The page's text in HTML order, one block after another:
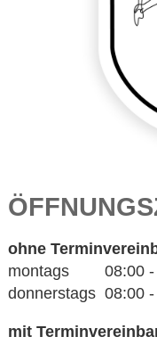
ohne
montags 08:00 -
donnerstags 08:00
mit